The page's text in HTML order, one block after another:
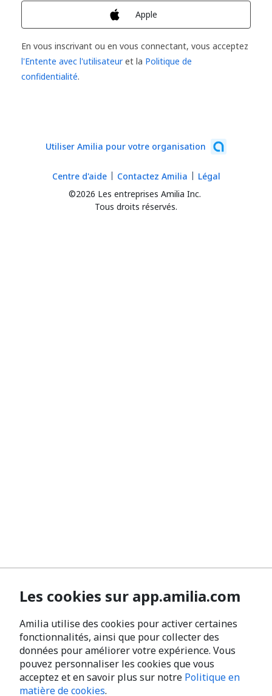
Apple
En vous inscrivant ou en vous connectant, vous acceptez
l'Entente avec l'utilisateuret la Politique de
confidentialité.
Utiliser Amilia pour votre organisation
©2026 Les entreprises Amilia Inc.
Tous droits réservés.
Centre d'aide Contactez Amilia Légal
Les cookies sur app.amilia.com
Amilia utilise des cookies pour activer certaines
fonctionnalités, ainsi que pour collecter des
données pour améliorer votre expérience. Vous
pouvez personnaliser les cookies que vous
acceptez et en savoir plus sur notre Politique en
matière de cookies.